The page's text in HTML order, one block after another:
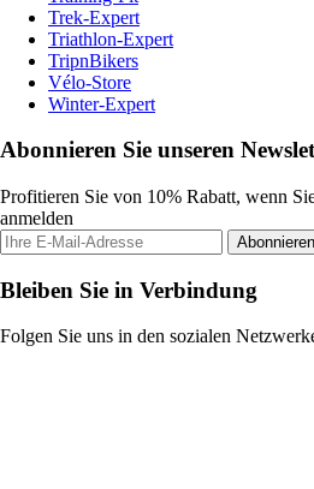
Trek-Expert
Triathlon-Expert
TripnBikers
Vélo-Store
Winter-Expert
Abonnieren Sie unseren
Profitieren Sie von 10% Rabatt, wenn
anmelden
Abonnieren
Bleiben Sie in Verbindung
Folgen Sie uns in den sozialen